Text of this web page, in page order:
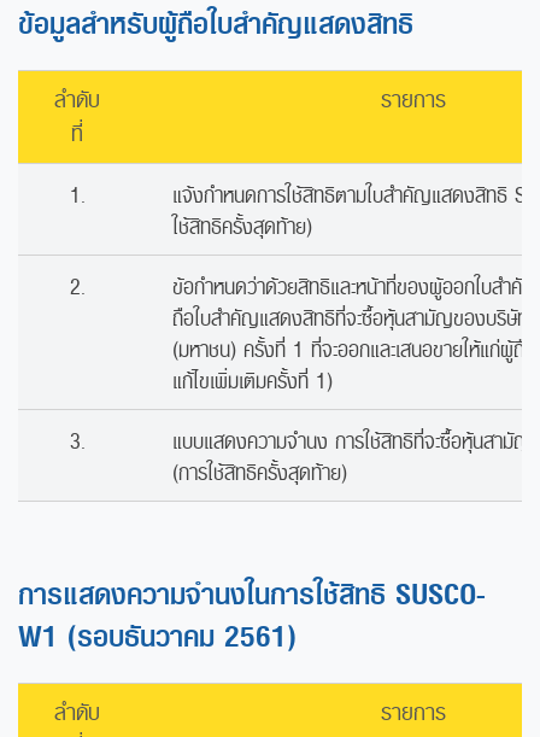
ข้อมูลสำหรับผู้ถือใบสำคัญแสดงสิทธิ
ลำดับ
ที่
รายการ
1.
แจ้งกำหนดการใช้สิทธิตามใบสำคัญแสดงสิทธิ
ใช้สิทธิครั้งสุดท้าย)
2.
ข้อกำหนดว่าด้วยสิทธิและหน้าที่ของผู้ออกใบสำคั
ถือใบสำคัญแสดงสิทธิที่จะซื้อหุ้นสามัญของบริษัท
(มหาชน) ครั้งที่ 1 ที่จะออกและเสนอขายให้แก่ผู้ถื
แก้ไขเพิ่มเติมครั้งที่ 1)
3.
แบบแสดงความจำนง การใช้สิทธิที่จะซื้อหุ้นสามัญ
(การใช้สิทธิครั้งสุดท้าย)
การแสดงความจำนงในการใช้สิทธิ SUSCO-
W1 (รอบธันวาคม 2561)
ลำดับ
รายการ